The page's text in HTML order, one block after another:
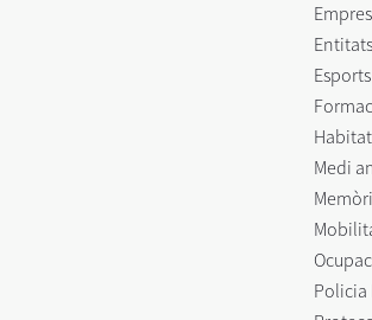
Entitats
Esports
Medi
Policia